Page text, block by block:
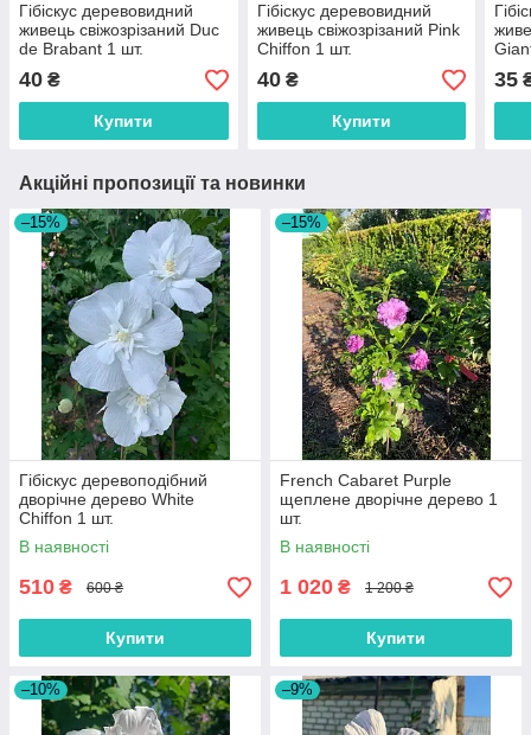
Гібіскус деревовидний
живець свіжозрізаний Duc
de Brabant 1 шт.
40 ₴
Купити
Гібіскус деревовидний
живець свіжозрізаний Pink
Chiffon 1 шт.
40₴
Купити
35
Акційні пропозиції та новинки
–15%
Гібіскус деревоподібний
дворічне дерево White
Chiffon 1 шт.
В наявності
510 ₴ 600 ₴
Купити
–15%
French Cabaret Purple
щеплене дворічне дерево 1
шт.
В наявності
1 020 ₴ 1 200 ₴
Купити
–10% –9%